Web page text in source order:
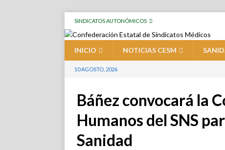
SINDICATOS AUTONÓMICOS
INICIO NOTICIAS CESM
10 AGOSTO, 2026
Báñez convocará la
Humanos del SNS
Sanidad